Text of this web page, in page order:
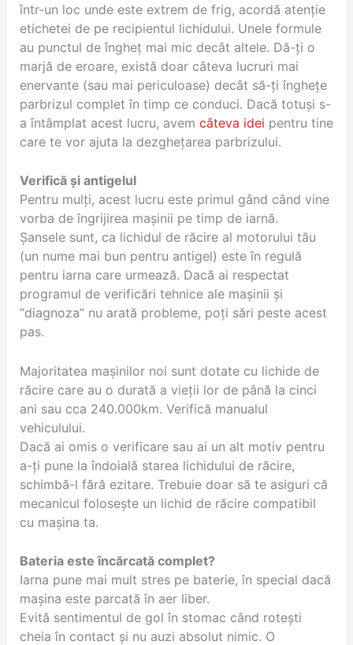
într-un loc unde este extrem de frig, acordă atenție
etichetei de pe recipientul lichidului. Unele formule
au punctul de îngheț mai mic decât altele. Dă-ți o
marjă de eroare, există doar câteva lucruri mai
enervante (sau mai periculoase) decât să-ți înghețe
parbrizul complet în timp ce conduci. Dacă totuși s-
a întâmplat acest lucru, avem câteva idei pentru tine
care te vor ajuta la dezghețarea parbrizului.
Verifică și antigelul
Pentru mulți, acest lucru este primul gând când vine
vorba de îngrijirea mașinii pe timp de iarnă.
Șansele sunt, ca lichidul de răcire al motorului tău
(un nume mai bun pentru antigel) este în regulă
pentru iarna care urmează. Dacă ai respectat
programul de verificări tehnice ale mașinii și
“diagnoza” nu arată probleme, poți sări peste acest
pas.
Majoritatea mașinilor noi sunt dotate cu lichide de
răcire care au o durată a vieții lor de până la cinci
ani sau cca 240.000km. Verifică manualul
vehiculului.
Dacă ai omis o verificare sau ai un alt motiv pentru
a-ți pune la îndoială starea lichidului de răcire,
schimbă-l fără ezitare. Trebuie doar să te asiguri că
mecanicul folosește un lichid de răcire compatibil
cu mașina ta.
Bateria este încărcată complet?
Iarna pune mai mult stres pe baterie, în special dacă
mașina este parcată în aer liber.
Evită sentimentul de gol în stomac când rotești
cheia în contact și nu auzi absolut nimic. O